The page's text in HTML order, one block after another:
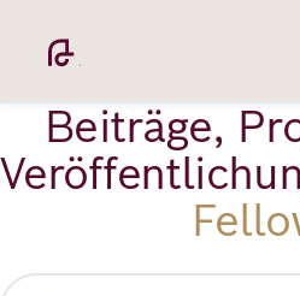
Inhalt
Beiträge,